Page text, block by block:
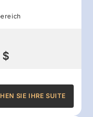
$
SIE IHRE SUITE